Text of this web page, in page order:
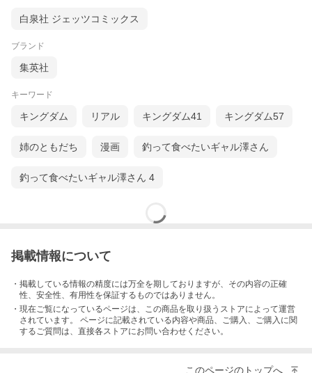
白泉社 ジェッツコミックス
ブランド
集英社
キーワード
キングダム リアル キングダム41 キングダム57
姉のともだち 漫画 釣って食べたいギャル澤さん
釣って食べたいギャル澤さん 4
掲載情報について
・掲載している情報の精度には万全を期しておりますが、その内容の正確
性、安全性、有用性を保証するものではありません。
・現在ご覧になっているページは、この商品を取り扱うストアによって運営
されています。 ページに記載されている内容や商品、ご購入 、ご購入に関
するご質問は、直接各ストアにお問い合わせください。
このページのトップへ